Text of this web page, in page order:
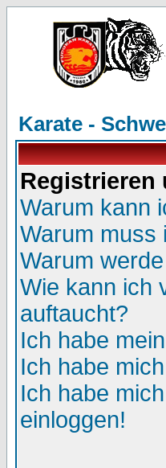
Karate -
Registrieren
Warum kann
Warum muss
Warum
Wie kann ich
auftaucht?
Ich habe
Ich habe
Ich habe
einloggen!